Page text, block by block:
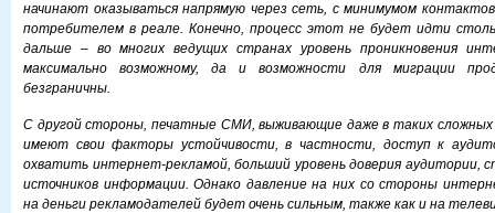
начинают оказываться напрямую через сеть, с минимумом
потребителем в реале. Конечно, процесс этот не будет идти
дальше – во многих ведущих странах уровень проникновения
максимально возможному, да и возможности для миграции
безграничны.
С другой стороны, печатные СМИ, выживающие даже в таких сложных
имеют свои факторы устойчивости, в частности, доступ к
охватить интернет-рекламой, больший уровень доверия аудитории,
источников информации. Однако давление на них со стороны
на деньги рекламодателей будет очень сильным, также как и на